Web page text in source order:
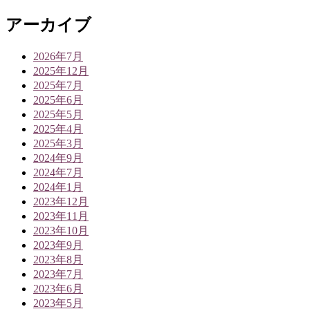
アーカイブ
2026年7月
2025年12月
2025年7月
2025年6月
2025年5月
2025年4月
2025年3月
2024年9月
2024年7月
2024年1月
2023年12月
2023年11月
2023年10月
2023年9月
2023年8月
2023年7月
2023年6月
2023年5月